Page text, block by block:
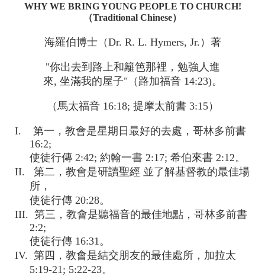
WHY WE BRING YOUNG PEOPLE TO CHURCH!
（Traditional Chinese）
海羅伯博士（Dr. R. L. Hymers, Jr.）著
"你出去到路上和籬笆那裡，勉強人進
來, 坐滿我的屋子"（路加福音 14:23)。
（馬太福音 16:18; 提摩太前書 3:15）
I. 第一，教會是星期日最好的去處，哥林多前書
16:2;
使徒行傳 2:42; 約翰一書 2:17; 希伯來書 2:12。
II. 第二，教會是研讀聖經 並了解基督教的最佳場
所，
使徒行傳 20:28。
III. 第三，教會是聽福音的最佳地點，哥林多前書
2:2;
使徒行傳 16:31。
IV. 第四，教會是結交朋友的最佳處所，加拉太
5:19-21; 5:22-23。